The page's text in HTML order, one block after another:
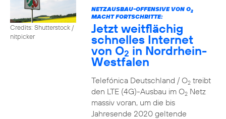
Credits: Shutterstock /
nitpicker
NETZAUSBAU-OFFENSIVE VON O2
MACHT FORTSCHRITTE:
Jetzt weitflächig
schnelles Internet
von O2 in Nordrhein-
Westfalen
Telefónica Deutschland / O2treibt
den LTE (4G)-Ausbau im O2Netz
massiv voran, um die bis
Jahresende 2020 geltende